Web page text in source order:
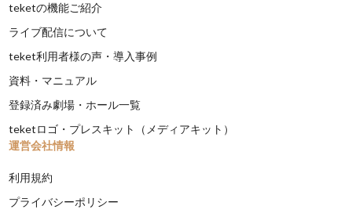
teketの機能ご紹介
ライブ配信について
teket利用者様の声・導入事例
資料・マニュアル
登録済み劇場・ホール一覧
teketロゴ・プレスキット（メディアキット）
運営会社情報
利用規約
プライバシーポリシー